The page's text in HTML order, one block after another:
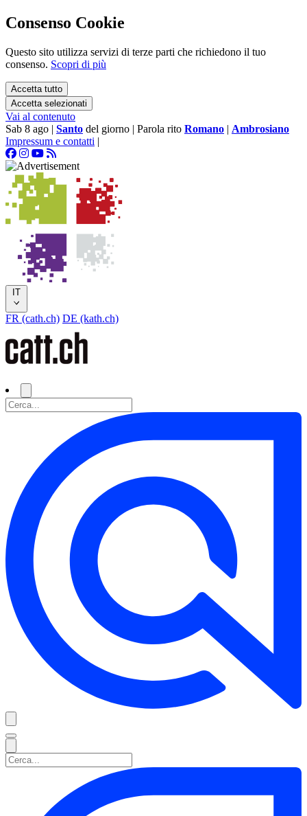
Consenso Cookie
Questo sito utilizza servizi di terze parti che richiedono il tuo
consenso. Scopri di più
Accetta tutto
Accetta selezionati
Vai al contenuto
Sab 8 ago | Santo del giorno | Parola rito Romano | Ambrosiano
Impressum e contatti |
IT
FR (cath.ch) DE (kath.ch)